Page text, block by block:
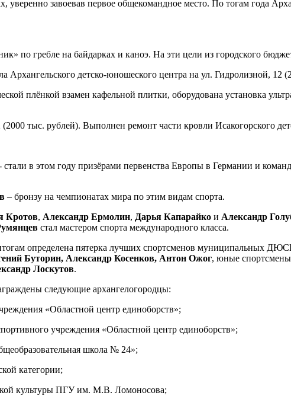
завоевав первое общекомандное место. По тогам года
гребле на байдарках и каноэ. На эти цели из городского
детско-юношеского центра на ул. Гидролизной, 12
плёнкой взамен кафельной плитки, оборудована установка
тыс. рублей). Выполнен ремонт части кровли Исакогорского
стали в этом году призёрами первенства Европы в Германии и
– бронзу на чемпионатах мира по этим видам спорта.
Кротов, Александр Ермолин, Дарья Капарайко и Александр
стал мастером спорта международного класса.
определена пятерка лучших спортсменов муниципальных
Буторин, Александр Косенков, Антон Ожог, юные
Лоскутов.
следующие архангелогородцы:
«Областной центр единоборств»;
учреждения «Областной центр единоборств»;
школа № 24»;
категории;
культуры ПГУ им. М.В. Ломоносова;